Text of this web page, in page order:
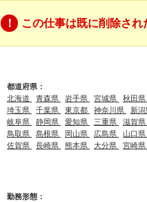
この仕事は既に削除され
都道府県：
北海道
青森県 岩手県 宮城県 秋田県
埼玉県
千葉県 東京都 神奈川県 新潟
岐阜県
静岡県 愛知県 三重県 滋賀県
鳥取県
島根県 岡山県 広島県 山口県
佐賀県
長崎県 熊本県 大分県 宮崎県
勤務形態：